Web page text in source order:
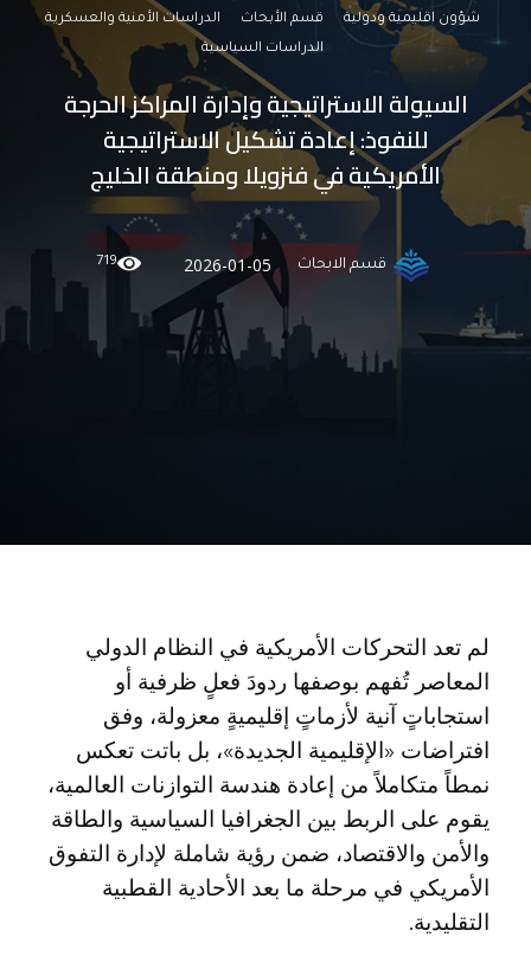
شؤون اقليمية ودولية
قسم الأبحاث
الدراسات الأمنية والعسكرية
الدراسات السياسية
السيولة الاستراتيجية وإدارة المراكز الحرجة
للنفوذ: إعادة تشكيل الاستراتيجية
الأمريكية في فنزويلا ومنطقة الخليج
قسم الابحاث 2026-01-05
719
لم تعد التحركات الأمريكية في النظام الدولي
المعاصر تُفهم بوصفها ردودَ فعلٍ ظرفية أو
استجاباتٍ آنية لأزماتٍ إقليميةٍ معزولة، وفق
افتراضات «الإقليمية الجديدة»، بل باتت تعكس
نمطاً متكاملاً من إعادة هندسة التوازنات العالمية،
يقوم على الربط بين الجغرافيا السياسية والطاقة
والأمن والاقتصاد، ضمن رؤية شاملة لإدارة التفوق
الأمريكي في مرحلة ما بعد الأحادية القطبية
التقليدية.